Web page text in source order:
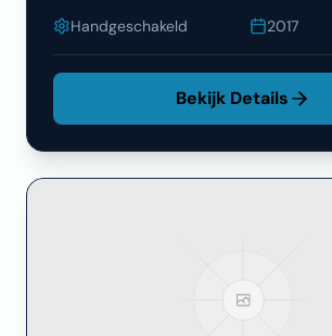
Handgeschakeld
2017
Bekijk Details